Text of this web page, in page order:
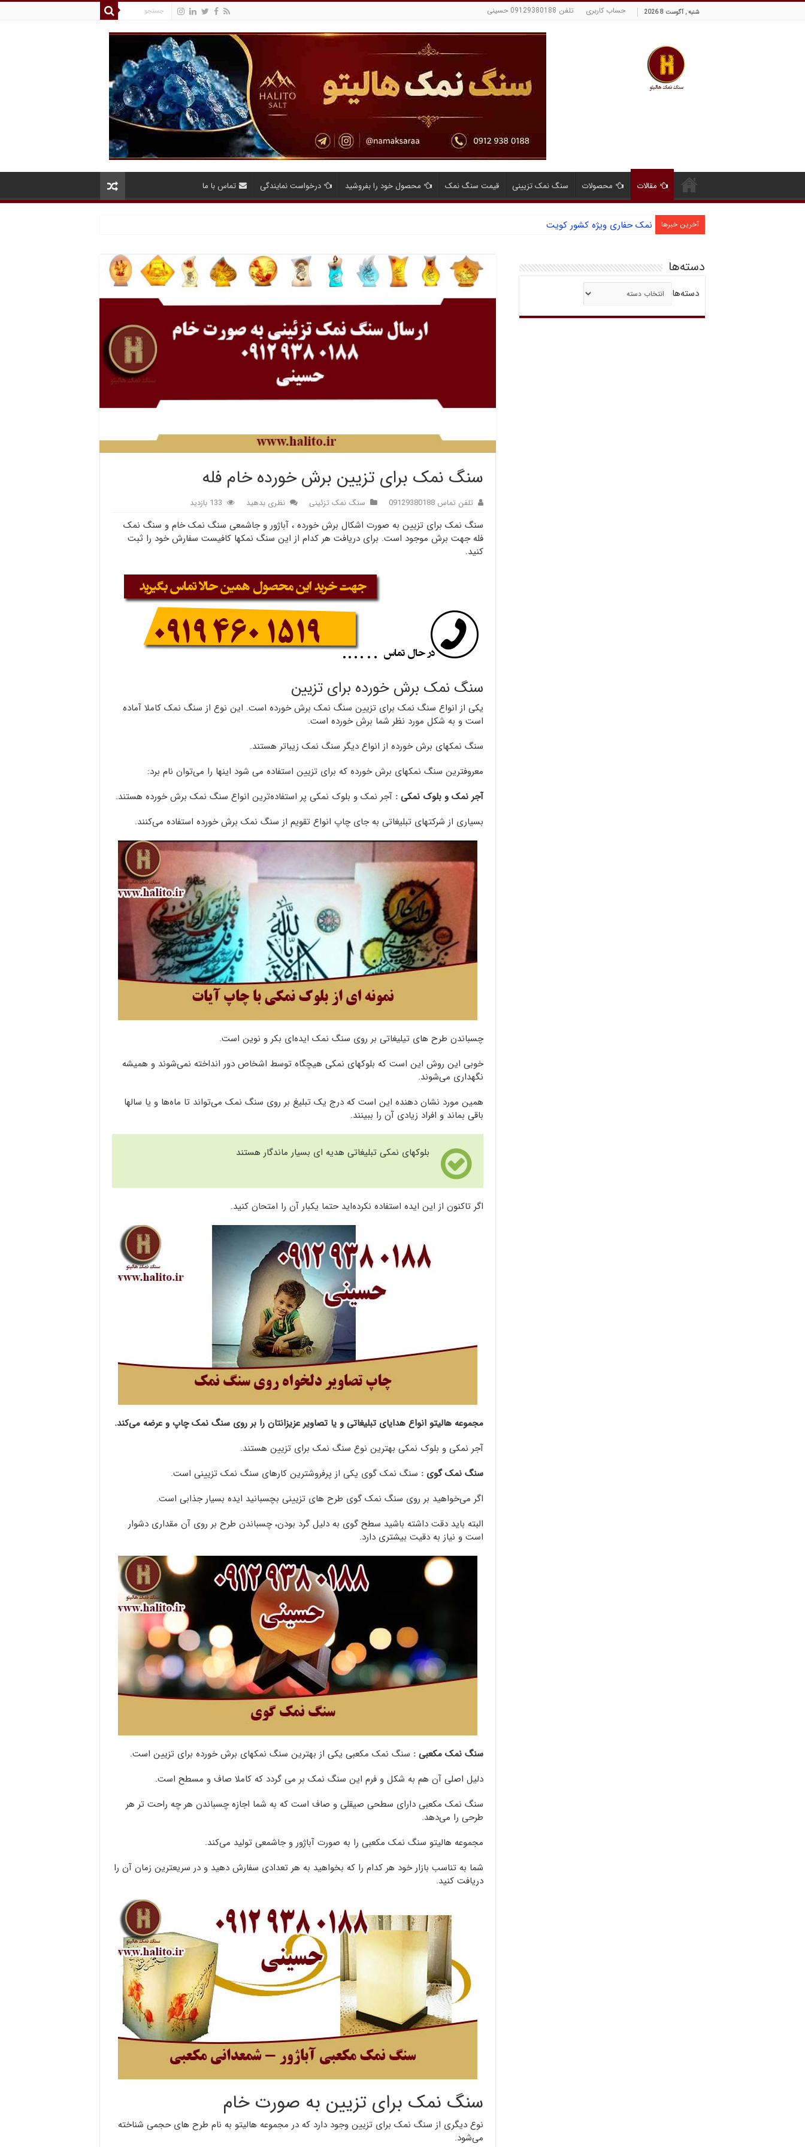
شنبه , آگوست 8 2026 حساب کاربری تلفن 09129380188 حسینی
مقالات محصولات سنگ نمک تزیینی قیمت سنگ نمک محصول خود را بفروشید درخواست نمایندگی تماس با ما
آخرین خبرها آشنایی با نمک دانه شکری و مزایای صادرات نمک صنعتی
سنگ نمک برای تزیین برش خورده خام فله
تلفن تماس 09129380188 سنگ نمک تزئینی نظری بدهید 133 بازدید
سنگ نمک برای تزیین به صورت اشکال برش خورده ، آباژور و جاشمعی سنگ نمک خام و سنگ نمک
فله جهت برش موجود است. برای دریافت هر کدام از این سنگ نمکها کافیست سفارش خود را ثبت
کنید.
سنگ نمک برش خورده برای تزیین
یکی از انواع سنگ نمک برای تزیین سنگ نمک برش خورده است. این نوع از سنگ نمک کاملا آماده
است و به شکل مورد نظر شما برش خورده است.
سنگ نمکهای برش خورده از انواع دیگر سنگ نمک زیباتر هستند.
معروفترین سنگ نمکهای برش خورده که برای تزیین استفاده می شود اینها را می‌توان نام برد:
آجر نمک و بلوک نمکی : آجر نمک و بلوک نمکی پر استفاده‌ترین انواع سنگ نمک برش خورده هستند.
بسیاری از شرکتهای تبلیغاتی به جای چاپ انواع تقویم از سنگ نمک برش خورده استفاده می‌کنند.
چسباندن طرح های تیلیغاتی بر روی سنگ نمک ایده‌ای بکر و نوین است.
خوبی این روش این است که بلوکهای نمکی هیچگاه توسط اشخاص دور انداخته نمی‌شوند و همیشه
نگهداری می‌شوند.
همین مورد نشان دهنده این است که درج یک تبلیغ بر روی سنگ نمک می‌تواند تا ماه‌ها و یا سالها
باقی بماند و افراد زیادی آن را ببینند.
بلوکهای نمکی تبلیغاتی هدیه ای بسیار ماندگار هستند
اگر تاکنون از این ایده استفاده نکرده‌اید حتما یکبار آن را امتحان کنید.
مجموعه هالیتو انواع هدایای تبلیغاتی و یا تصاویر عزیزانتان را بر روی سنگ نمک چاپ و عرضه می‌کند.
آجر نمکی و بلوک نمکی بهترین نوع سنگ نمک برای تزیین هستند.
سنگ نمک گوی : سنگ نمک گوی یکی از پرفروشترین کارهای سنگ نمک تزیینی است.
اگر می‌خواهید بر روی سنگ نمک گوی طرح‌ های تزیینی بچسبانید ایده بسیار جذابی است.
البته باید دقت داشته باشید سطح گوی به دلیل گرد بودن، چسباندن طرح بر روی آن مقداری دشوار
است و نیاز به دقیت بیشتری دارد.
سنگ نمک مکعبی : سنگ نمک مکعبی یکی از بهترین سنگ نمکهای برش خورده برای تزیین است.
دلیل اصلی آن هم به شکل و فرم این سنگ نمک بر می گردد که کاملا صاف و مسطح است.
سنگ نمک مکعبی دارای سطحی صیقلی و صاف است که به شما اجازه چسباندن هر چه راحت تر هر
طرحی را می‌دهد.
مجموعه هالیتو سنگ نمک مکعبی را به صورت آباژور و جاشمعی تولید می‌کند.
شما به تناسب بازار خود هر کدام را که بخواهید به هر تعدادی سفارش دهید و در سریعترین زمان آن را
دریافت کنید.
سنگ نمک برای تزیین به صورت خام
نوع دیگری از سنگ نمک برای تزیین وجود دارد که در مجموعه هالیتو به نام طرح های حجمی شناخته
می‌شود.
دسته‌ها
دسته‌ها